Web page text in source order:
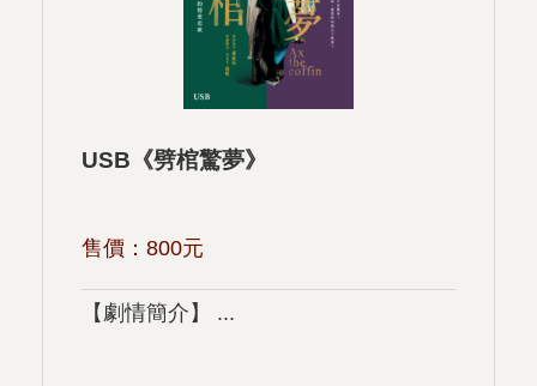
USB《劈棺驚夢》
售價： 800元
【劇情簡介】 ...